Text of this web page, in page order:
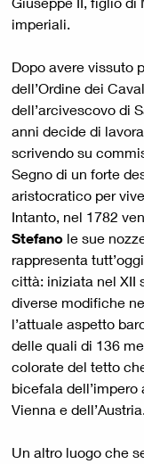
imperiali.
Dopo avere vissuto
dell’Ordine dei
dell’arcivescovo di
anni decide di
scrivendo su
Segno di un forte
aristocratico per
Intanto, nel 1782
Stefano le sue
rappresenta
città: iniziata nel XII
diverse modifiche
l’attuale aspetto
delle quali di 136
colorate del tetto
bicefala
Vienna e
Un altro luogo che